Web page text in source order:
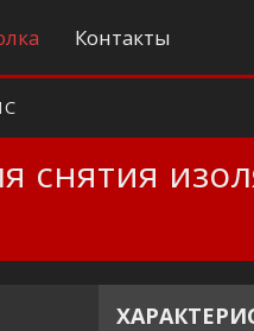
Контакты
снятия